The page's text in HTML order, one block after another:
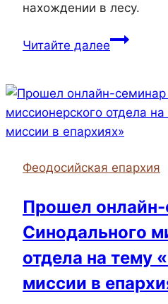
нахождении в лесу.
Читайте далееУрок
храме
Пресвятой
Феодосийская епархия
Прошел
Синодального
отдела на тему
миссии в